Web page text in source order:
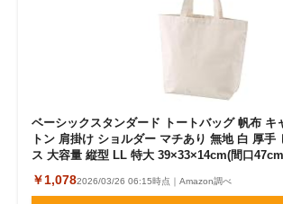
ベーシックスタンダード トートバッグ 帆布 キ
トン 肩掛け ショルダー マチあり 無地 白 厚手
ス 大容量 縦型 LL 特大 39×33×14cm(間口
￥1,0782026/03/26 06:15時点｜Amazon調べ